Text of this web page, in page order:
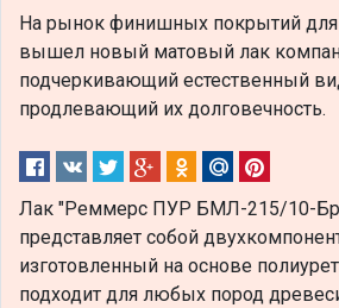
На рынок финишных покрытий
вышел новый матовый лак
подчеркивающий естественный
продлевающий их долговечность.
Лак "Реммерс ПУР БМЛ-215/10-
представляет собой
изготовленный на основе
подходит для любых пород